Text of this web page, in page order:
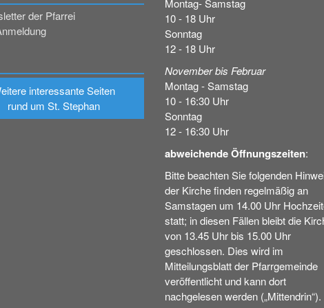
der Pfarrei
interessante Seiten
rund um St. Stephan
Montag- Samstag
10 - 18 Uhr
Sonntag
12 - 18 Uhr
November bis Februar
Montag - Samstag
10 - 16:30 Uhr
Sonntag
12 - 16:30 Uhr
abweichende Öffnungszeiten:
Bitte beachten Sie folgenden
der Kirche finden regelmäßig an
Samstagen um 14.00 Uhr
statt; in diesen Fällen bleibt die
von 13.45 Uhr bis 15.00 Uhr
geschlossen. Dies wird im
Mitteilungsblatt der Pfarrgemeinde
veröffentlicht und kann dort
nachgelesen werden („Mittendrin“).